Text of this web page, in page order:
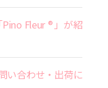
Fleur ®」が紹
い合わせ・出荷に